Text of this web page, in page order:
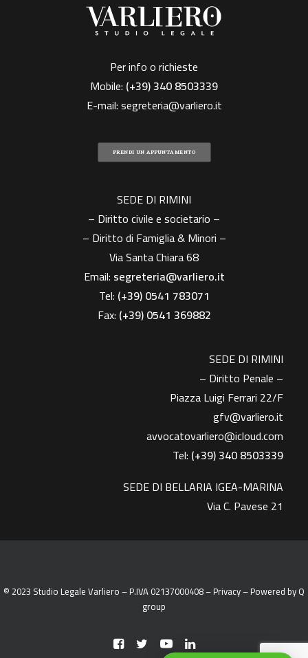
Per info o richieste
Mobile: (+39)340 8503339
E-mail:segreteria@varliero.it
PRENDI UN APPUNTAMENTO
SEDE DI RIMINI
– Diritto civile e societario –
– Diritto di Famiglia & Minori –
Via Santa Chiara 68
Email: segreteria@varliero.it
Tel: (+39) 0541 783071
Fax: (+39)0541 369882
SEDE DI RIMINI
– Diritto Penale –
Piazza Luigi Ferrari 22/F
gfv@varliero.it
avvocatovarliero@icloud.com
Tel: (+39) 340 8503339
SEDE DI BELLARIA IGEA-MARINA
Via C. Pavese 21
© 2023 Studio Legale Varliero – P.IVA 02137000408 –Privacy– Powered byQ
group